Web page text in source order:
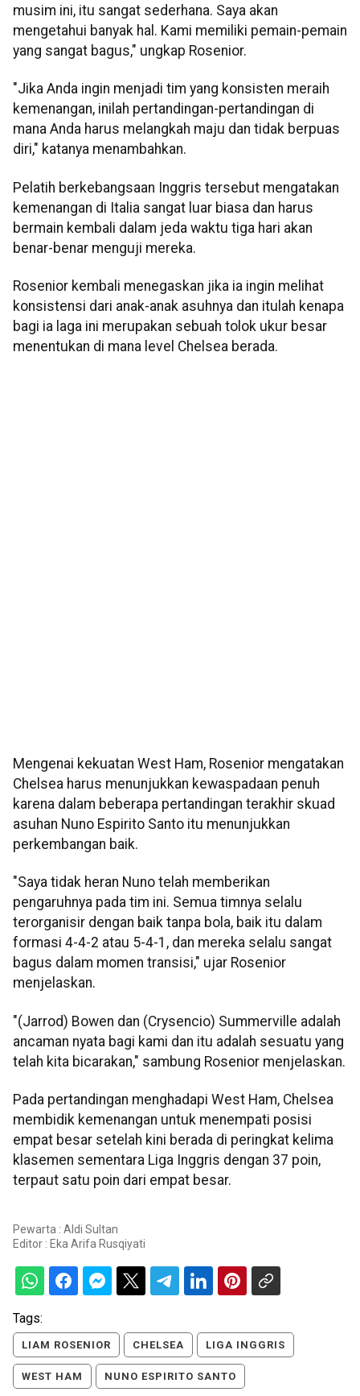
musim ini, itu sangat sederhana. Saya akan
mengetahui banyak hal. Kami memiliki pemain-pemain
yang sangat bagus," ungkap Rosenior.
"Jika Anda ingin menjadi tim yang konsisten meraih
kemenangan, inilah pertandingan-pertandingan di
mana Anda harus melangkah maju dan tidak berpuas
diri," katanya menambahkan.
Pelatih berkebangsaan Inggris tersebut mengatakan
kemenangan di Italia sangat luar biasa dan harus
bermain kembali dalam jeda waktu tiga hari akan
benar-benar menguji mereka.
Rosenior kembali menegaskan jika ia ingin melihat
konsistensi dari anak-anak asuhnya dan itulah kenapa
bagi ia laga ini merupakan sebuah tolok ukur besar
menentukan di mana level Chelsea berada.
Mengenai kekuatan West Ham, Rosenior mengatakan
Chelsea harus menunjukkan kewaspadaan penuh
karena dalam beberapa pertandingan terakhir skuad
asuhan Nuno Espirito Santo itu menunjukkan
perkembangan baik.
"Saya tidak heran Nuno telah memberikan
pengaruhnya pada tim ini. Semua timnya selalu
terorganisir dengan baik tanpa bola, baik itu dalam
formasi 4-4-2 atau 5-4-1, dan mereka selalu sangat
bagus dalam momen transisi," ujar Rosenior
menjelaskan.
"(Jarrod) Bowen dan (Crysencio) Summerville adalah
ancaman nyata bagi kami dan itu adalah sesuatu yang
telah kita bicarakan," sambung Rosenior menjelaskan.
Pada pertandingan menghadapi West Ham, Chelsea
membidik kemenangan untuk menempati posisi
empat besar setelah kini berada di peringkat kelima
klasemen sementara Liga Inggris dengan 37 poin,
terpaut satu poin dari empat besar.
Pewarta : Aldi Sultan
Editor : Eka Arifa Rusqiyati
Tags:
LIAM ROSENIOR CHELSEA LIGA INGGRIS
WEST HAM NUNO ESPIRITO SANTO